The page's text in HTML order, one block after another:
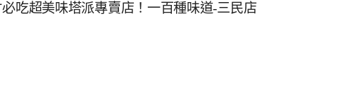
吃超美味塔派專賣店！一百種味道-三民店